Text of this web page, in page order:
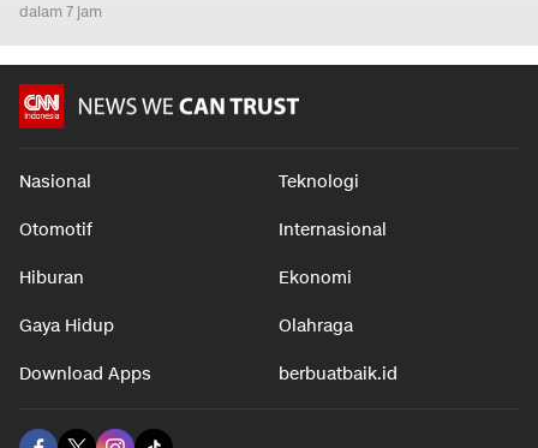
dalam 7 jam
Nasional Teknologi
Otomotif Internasional
Hiburan Ekonomi
Gaya Hidup Olahraga
Download Apps berbuatbaik.id